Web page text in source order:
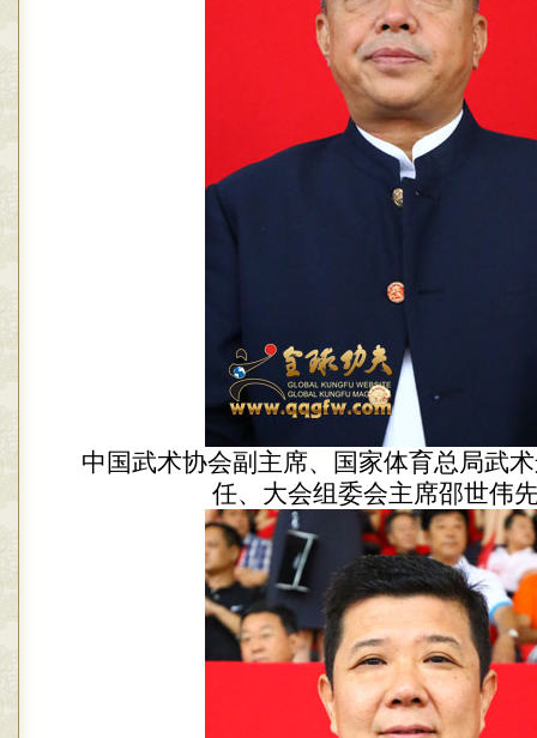
中国武术协会副主席、国家体育总局武
任、大会组委会主席邵世伟